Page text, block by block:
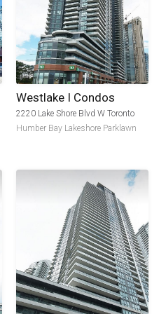
officia deserunt mollit
Westlake I Condos
2220 Lake Shore Blvd W Toronto
Humber Bay Lakeshore Parklawn